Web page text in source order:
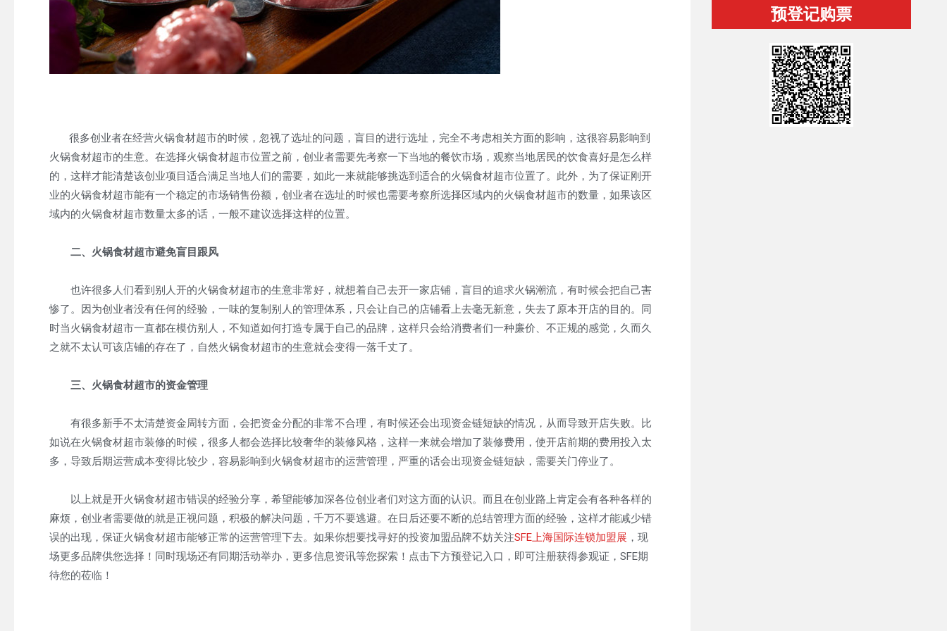
很多创业者在经营火锅食材超市的时候，忽视了选址的问题，盲目的进行选址，完全不考虑相关方面的影响，这很容易影响到
火锅食材超市的生意。在选择火锅食材超市位置之前，创业者需要先考察一下当地的餐饮市场，观察当地居民的饮食喜好是怎么样
的，这样才能清楚该创业项目适合满足当地人们的需要，如此一来就能够挑选到适合的火锅食材超市位置了。此外，为了保证刚开
业的火锅食材超市能有一个稳定的市场销售份额，创业者在选址的时候也需要考察所选择区域内的火锅食材超市的数量，如果该区
域内的火锅食材超市数量太多的话，一般不建议选择这样的位置。
二、火锅食材超市避免盲目跟风
也许很多人们看到别人开的火锅食材超市的生意非常好，就想着自己去开一家店铺，盲目的追求火锅潮流，有时候会把自己害
惨了。因为创业者没有任何的经验，一味的复制别人的管理体系，只会让自己的店铺看上去毫无新意，失去了原本开店的目的。同
时当火锅食材超市一直都在模仿别人，不知道如何打造专属于自己的品牌，这样只会给消费者们一种廉价、不正规的感觉，久而久
之就不太认可该店铺的存在了，自然火锅食材超市的生意就会变得一落千丈了。
三、火锅食材超市的资金管理
有很多新手不太清楚资金周转方面，会把资金分配的非常不合理，有时候还会出现资金链短缺的情况，从而导致开店失败。比
如说在火锅食材超市装修的时候，很多人都会选择比较奢华的装修风格，这样一来就会增加了装修费用，使开店前期的费用投入太
多，导致后期运营成本变得比较少，容易影响到火锅食材超市的运营管理，严重的话会出现资金链短缺，需要关门停业了。
以上就是开火锅食材超市错误的经验分享，希望能够加深各位创业者们对这方面的认识。而且在创业路上肯定会有各种各样的
麻烦，创业者需要做的就是正视问题，积极的解决问题，千万不要逃避。在日后还要不断的总结管理方面的经验，这样才能减少错
误的出现，保证火锅食材超市能够正常的运营管理下去。如果你想要找寻好的投资加盟品牌不妨关注SFE上海国际连锁加盟展 ，现
场更多品牌供您选择！同时现场还有同期活动举办，更多信息资讯等您探索！点击下方预登记入口，即可注册获得参观证，SFE期
待您的莅临！
预登记购票